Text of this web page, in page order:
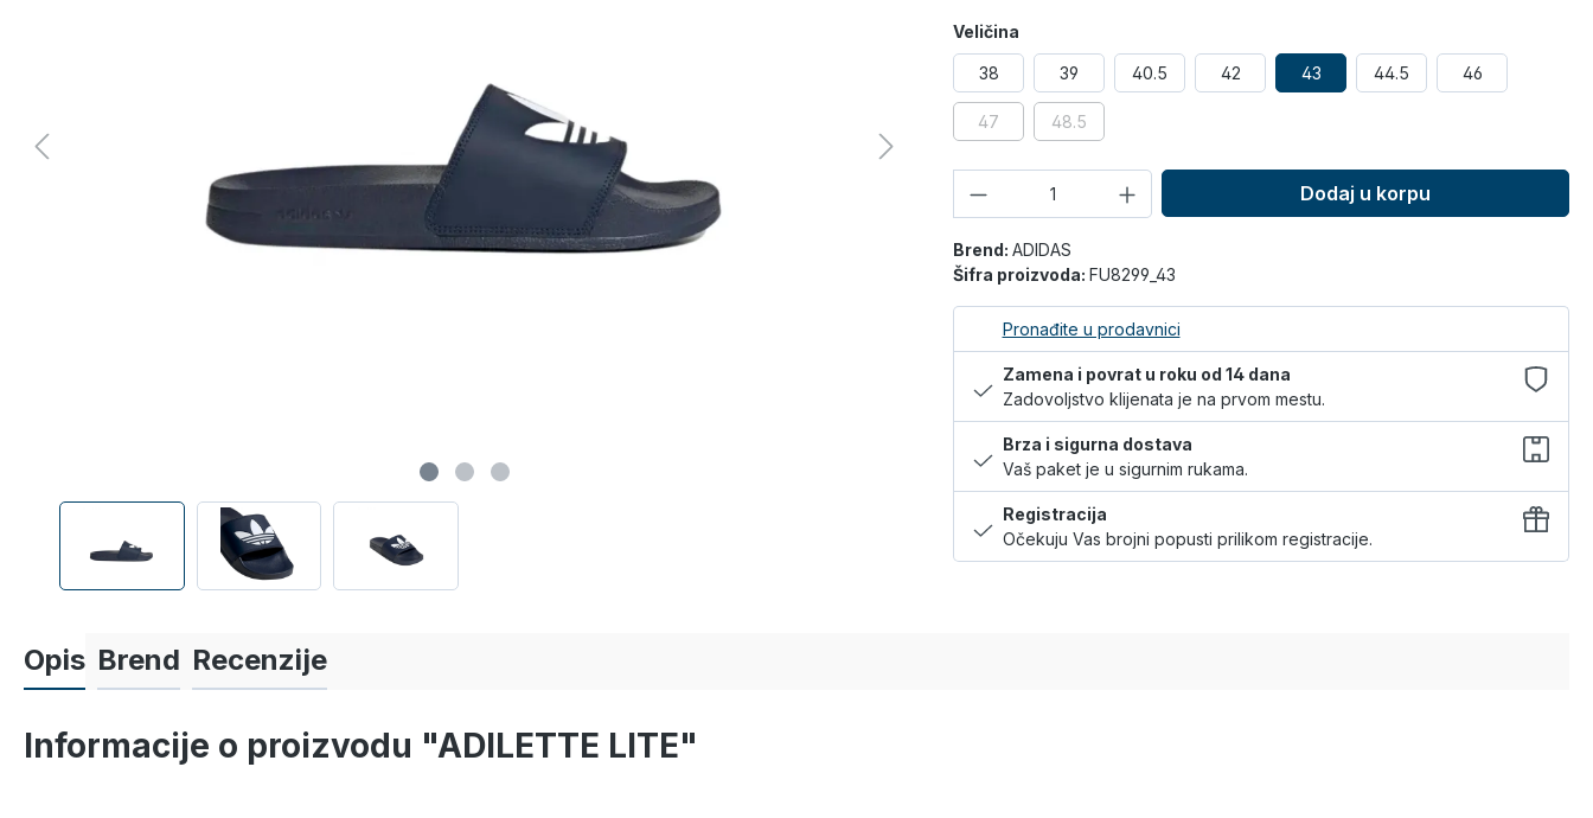
Veličina
38 39 40.5 42 43 44.5 46
47 48.5
Dodaj u korpu
Brend: ADIDAS
Šifra proizvoda: FU8299_43
Pronađite u prodavnici
Zamena i povrat u roku od 14 dana
Zadovoljstvo klijenata je na prvom mestu.
Brza i sigurna dostava
Vaš paket je u sigurnim rukama.
Registracija
Očekuju Vas brojni popusti prilikom registracije.
Opis Brend Recenzije
Informacije o proizvodu "ADILETTE LITE"